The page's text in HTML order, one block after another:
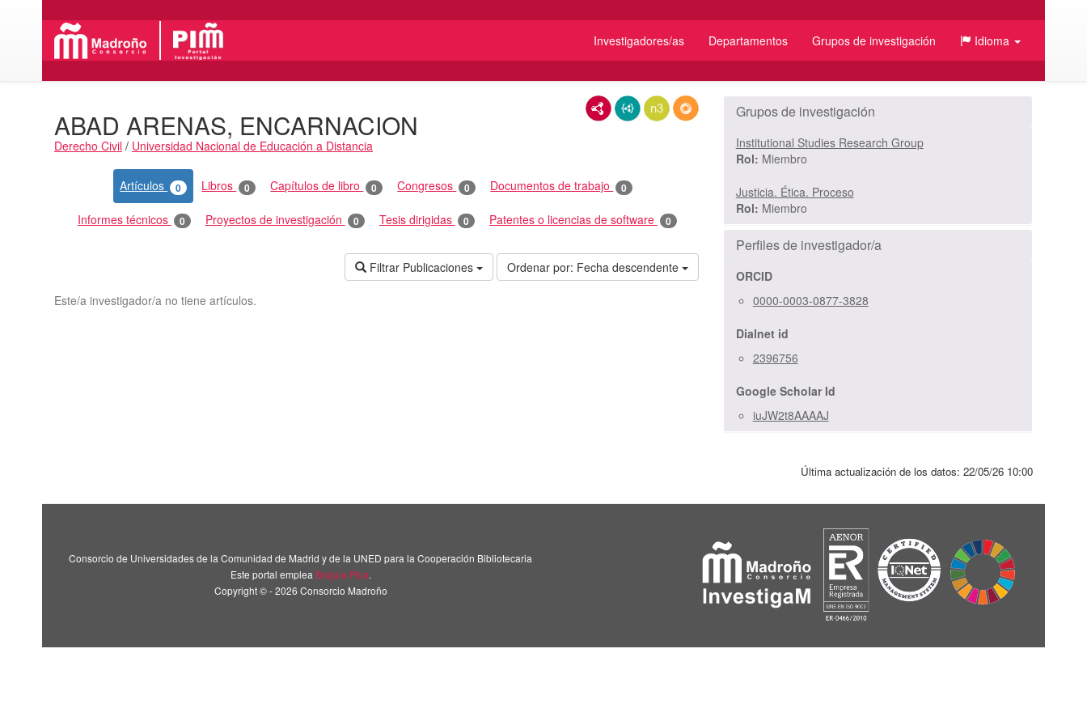
Investigadores/as Departamentos Grupos de investigación Idioma
RDF/XMLJSON-LDN3/TurtleRDF/JSON
ABAD ARENAS, ENCARNACION
Derecho Civil / Universidad Nacional de Educación a Distancia
Actividades
Artículos 0 Libros 0 Capítulos de libro 0 Congresos 0 Documentos de trabajo 0
Informes técnicos 0 Proyectos de investigación 0 Tesis dirigidas 0 Patentes o licencias de software 0
Filtrar Publicaciones Ordenar por: Fecha descendente
Este/a investigador/a no tiene artículos.
Grupos de investigación
Institutional Studies Research Group
Rol: Miembro
Justicia. Ética. Proceso
Rol: Miembro
Perfiles de investigador/a
ORCID
0000-0003-0877-3828
Dialnet id
2396756
Google Scholar Id
iuJW2t8AAAAJ
Última actualización de los datos: 22/05/26 10:00
Consorcio de Universidades de la Comunidad de Madrid y de la UNED para la Cooperación Bibliotecaria
Este portal emplea Brújula Plus.
Copyright © - 2026 Consorcio Madroño